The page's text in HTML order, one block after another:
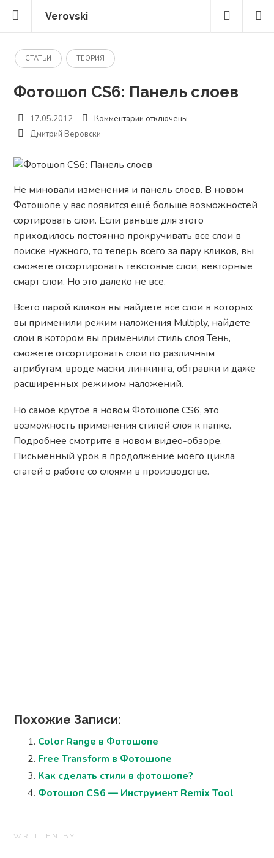
Verovski
СТАТЬИ ТЕОРИЯ
Фотошоп CS6: Панель слоев
17.05.2012 Комментарии к
Панель
отключены
Дмитрий Веровски
Не миновали изменения и панель слоев. В новом
Фотошопе у вас появится ещё больше возможностей
сортировать слои. Если раньше для этого
приходилось постоянно прокручивать все слои в
поиске нужного, то теперь всего за пару кликов, вы
сможете отсортировать текстовые слои, векторные
смарт слои. Но это далеко не все.
Всего парой кликов вы найдете все слои в которых
вы применили режим наложения Multiply, найдете
слои в котором вы применили стиль слоя Тень,
сможете отсортировать слои по различным
атрибутам, вроде маски, линкинга, обтравки и даже
расширенных режимом наложений.
Но самое крутое в новом Фотошопе CS6, это
возможность применения стилей слоя к папке.
Подробнее смотрите в новом видео-обзоре.
Письменный урок в продолжение моего цикла
статей о работе со слоями в производстве.
Похожие Записи:
Color Range в Фотошопе
Free Transform в Фотошопе
Как сделать стили в фотошопе?
Фотошоп CS6 — Инструмент Remix Tool
WRITTEN BY